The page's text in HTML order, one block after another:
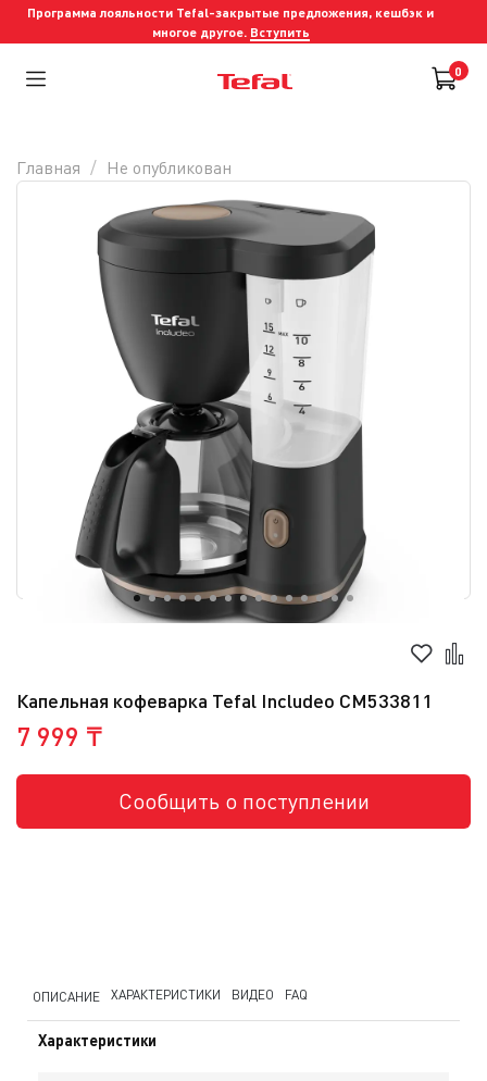
Программа лояльности Tefal-закрытые предложения, кешбэк и
многое другое. Вступить
0
Капельная кофеварка Tefal Includeo CM533811
7 999 ₸
Сообщить о поступлении
Главная Не опубликован
ОПИСАНИЕ ХАРАКТЕРИСТИКИ ВИДЕО FAQ
Характеристики